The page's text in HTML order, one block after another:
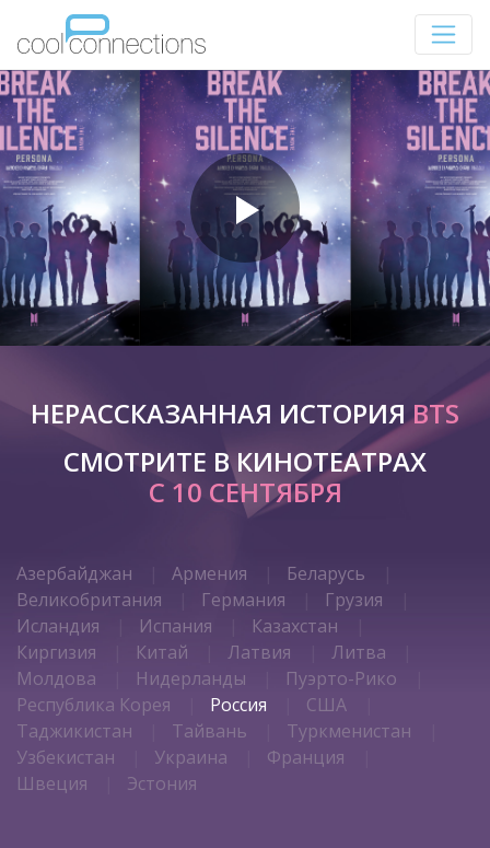
НЕРАССКАЗАННАЯ ИСТОРИЯBTS
СМОТРИТЕ В КИНОТЕАТРАХ
C 10 СЕНТЯБРЯ
Азербайджан Армения
Беларусь
Великобритания
Германия
Грузия
Исландия
Испания
Казахстан
Киргизия
Китай Латвия
Литва
Молдова
Нидерланды
Пуэрто-Рико
Республика Корея
Россия
США
Таджикистан
Тайвань
Туркменистан
Узбекистан
Украина
Франция
Швеция
Эстония